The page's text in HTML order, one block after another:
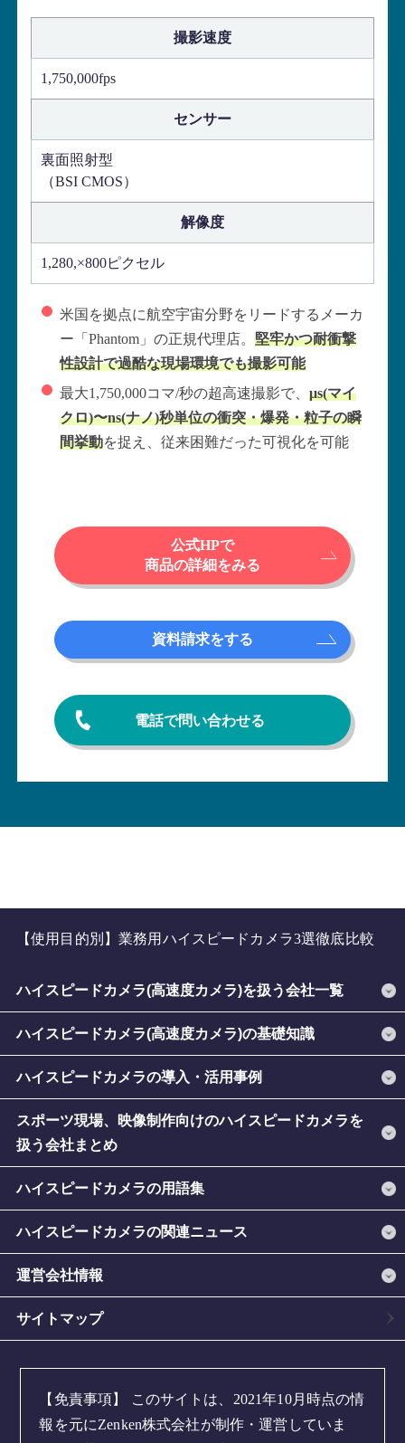
撮影速度
1,750,000fps
センサー
裏面照射型
（BSI CMOS）
解像度
1,280,×800ピクセル
米国を拠点に航空宇宙分野をリードするメーカ
ー「Phantom」の正規代理店。 堅牢かつ耐衝撃
性設計で過酷な現場環境でも撮影可能
最大1,750,000コマ/秒の超高速撮影で、 μs(マイ
クロ)〜ns(ナノ)秒単位の衝突・爆発・粒子の瞬
間挙動を捉え、従来困難だった可視化を可能
公式HPで
商品の詳細をみる
資料請求をする
電話で問い合わせる
【使用目的別】業務用ハイスピードカメラ3選徹底比較
ハイスピードカメラ(高速度カメラ)を扱う会社一覧
ハイスピードカメラ(高速度カメラ)の基礎知識
ハイスピードカメラの導入・活用事例
スポーツ現場、映像制作向けのハイスピードカメラを
扱う会社まとめ
ハイスピードカメラの用語集
ハイスピードカメラの関連ニュース
運営会社情報
サイトマップ
【免責事項】
このサイトは、2021年10月時点の情
報を元にZenken株式会社が制作・運営していま